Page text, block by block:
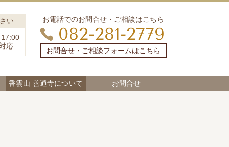
い
応
お電話でのお問合せ・ご相談はこちら
082-281-2779
お問合せ・ご相談フォームはこちら
香雲山 善通寺について お問合せ